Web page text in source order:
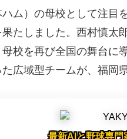
ム）の母校として注目
たしました。西村慎太
校を再び全国の舞台に
広域型チームが、福岡
最新AIと野球専門